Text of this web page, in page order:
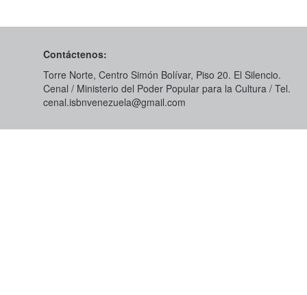
Contáctenos:
Torre Norte, Centro Simón Bolívar, Piso 20. El Silencio.
Cenal / Ministerio del Poder Popular para la Cultura / Tel.
cenal.isbnvenezuela@gmail.com